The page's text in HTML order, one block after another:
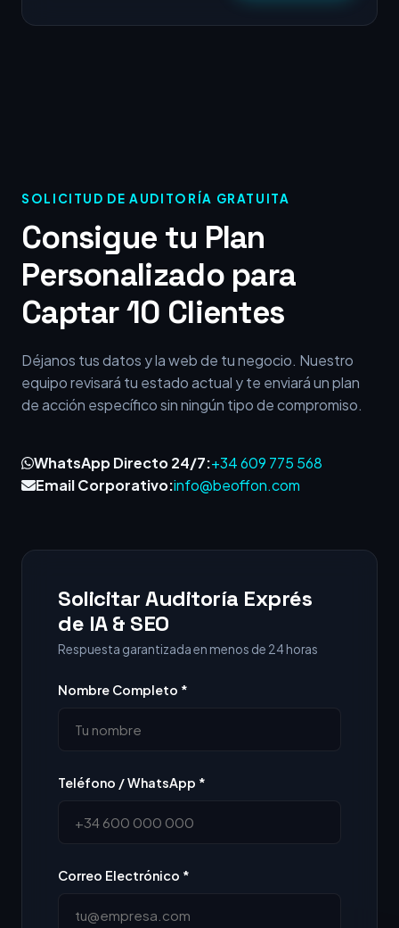
SOLICITUD DE AUDITORÍA GRATUITA
Consigue tu Plan
Personalizado para
Captar 10 Clientes
Déjanos tus datos y la web de tu negocio. Nuestro
equipo revisará tu estado actual y te enviará un plan
de acción específico sin ningún tipo de compromiso.
WhatsApp Directo 24/7:+34 609 775 568
Email Corporativo:info@beoffon.com
Solicitar Auditoría Exprés
de IA & SEO
Respuesta garantizada en menos de 24 horas
Nombre Completo *
Teléfono / WhatsApp *
Correo Electrónico *